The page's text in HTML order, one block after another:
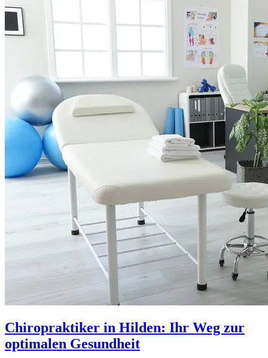
Chiropraktiker in Hilden: Ihr Weg zur
optimalen Gesundheit